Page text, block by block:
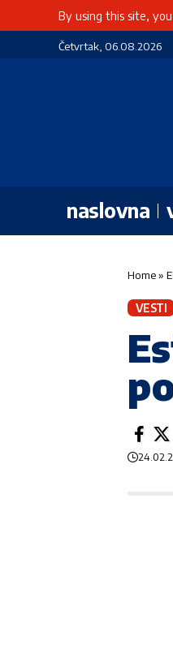
By using this site,
Četvrtak, 06.08.2026
naslovna
Home»
VESTI